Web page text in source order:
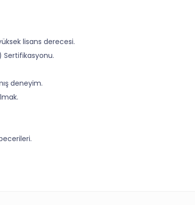
lisans derecesi.
Sertifikasyonu.
deneyim.